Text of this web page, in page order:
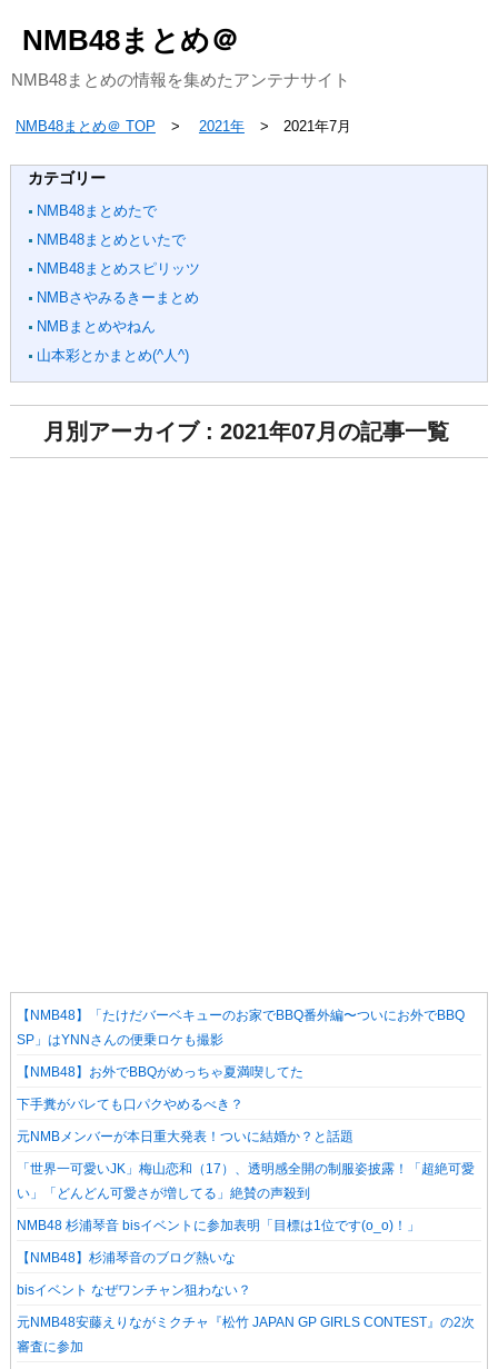
NMB48まとめ＠
NMB48まとめの情報を集めたアンテナサイト
NMB48まとめ＠ TOP 2021年 2021年7月
カテゴリー
NMB48まとめたで
NMB48まとめといたで
NMB48まとめスピリッツ
NMBさやみるきーまとめ
NMBまとめやねん
山本彩とかまとめ(^人^)
月別アーカイブ : 2021年07月の記事一覧
【NMB48】「たけだバーベキューのお家でBBQ番外編〜ついにお外でBBQ
SP」はYNNさんの便乗ロケも撮影
【NMB48】お外でBBQがめっちゃ夏満喫してた
下手糞がバレても口パクやめるべき？
元NMBメンバーが本日重大発表！ついに結婚か？と話題
「世界一可愛いJK」梅山恋和（17）、透明感全開の制服姿披露！「超絶可愛
い」「どんどん可愛さが増してる」絶賛の声殺到
NMB48 杉浦琴音 bisイベントに参加表明「目標は1位です(o_o)！」
【NMB48】杉浦琴音のブログ熱いな
bisイベント なぜワンチャン狙わない？
元NMB48安藤えりながミクチャ『松竹 JAPAN GP GIRLS CONTEST』の2次
審査に参加